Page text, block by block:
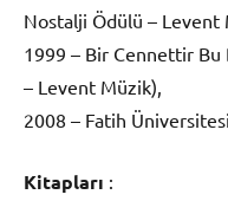
Nostalji Ödülü – Levent
1999 – Bir Cennettir Bu
– Levent Müzik),
2008 – Fatih
Kitapları :